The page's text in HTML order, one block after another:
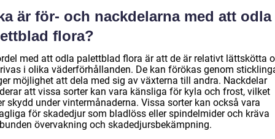
är för- och nackdelarna med att odla
flora?
med att odla palettblad flora är att de är relativt lättskötta
i olika väderförhållanden. De kan förökas genom
möjlighet att dela med sig av växterna till andra. Nackdelar
att vissa sorter kan vara känsliga för kyla och frost, vilket
skydd under vintermånaderna. Vissa sorter kan också vara
för skadedjur som bladlöss eller spindelmider och kräva
övervakning och skadedjursbekämpning.